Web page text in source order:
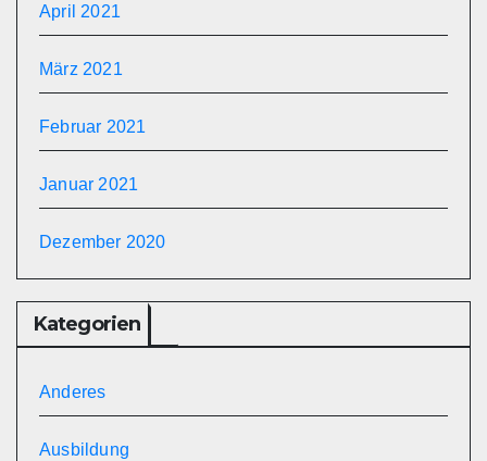
April 2021
März 2021
Februar 2021
Januar 2021
Dezember 2020
Kategorien
Anderes
Ausbildung